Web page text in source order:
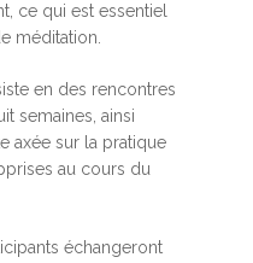
ce qui est essentiel
méditation.
en des rencontres
semaines, ainsi
axée sur la pratique
au cours du
échangeront